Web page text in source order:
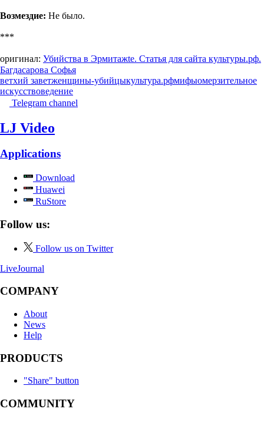
Возмездие: Не было.
***
оригинал: Убийства в Эрмитажtе. Статья для сайта культуры.рф.
Багдасарова Софья
ветхий заветженщины-убийцыкультура.рфмифыомерзительное
искусствоведение
Telegram channel
LJ Video
Applications
Download
Huawei
RuStore
Follow us:
Follow us on Twitter
LiveJournal
COMPANY
About
News
Help
PRODUCTS
"Share" button
COMMUNITY